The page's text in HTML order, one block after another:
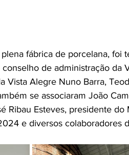
fábrica de porcelana, foi
de administração da
Vista Alegre Nuno Barra,
se associaram João
Ribau Esteves, presidente
e diversos colaboradores